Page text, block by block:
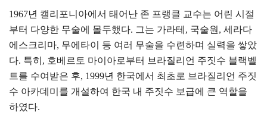
1967년 캘리포니아에서 태어난 존 프랭클 교수는 어린 시절
부터 다양한 무술에 몰두했다. 그는 가라테, 국술원, 세라다
에스크리마, 무에타이 등 여러 무술을 수련하며 실력을 쌓았
다. 특히, 호베르토 마이아로부터 브라질리언 주짓수 블랙벨
트를 수여받은 후, 1999년 한국에서 최초로 브라질리언 주짓
수 아카데미를 개설하여 한국 내 주짓수 보급에 큰 역할을
하였다.